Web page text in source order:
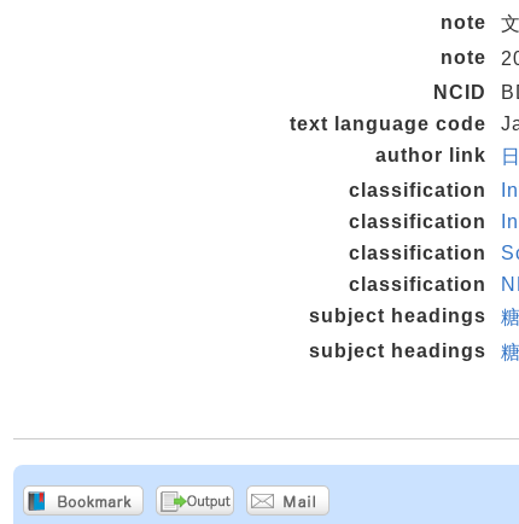
note
note
NCID
text language code
author link
classification
classification
classification
classification
subject headings
subject headings